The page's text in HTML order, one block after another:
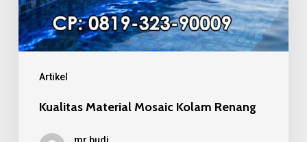
Artikel
Kualitas Material Mosaic Kolam Renang
mr budi